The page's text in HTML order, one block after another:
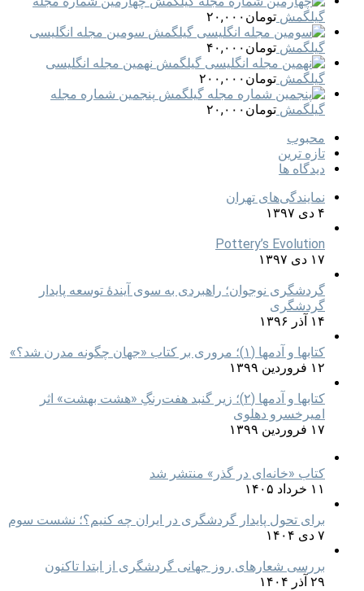
گیلگمش تومان ۲۰,۰۰۰
سومین مجله انگلیسی
گیلگمش تومان ۴۰,۰۰۰
نهمین مجله انگلیسی
گیلگمش تومان ۲۰۰,۰۰۰
پنجمین شماره مجله
گیلگمش تومان ۲۰,۰۰۰
محبوب
تازه ترین
دیدگاه ها
نمایندگی‌های تهران
۴ دی ۱۳۹۷
Pottery’s Evolution
۱۷ دی ۱۳۹۷
گردشگری نوجوان؛ راهبردی به سوی آیندۀ توسعه پایدار
گردشگری
۱۴ آذر ۱۳۹۶
کتابها و آدمها (۱)؛ مروری بر کتاب «جهان چگونه مدرن شد؟»
۱۲ فروردین ۱۳۹۹
کتابها و آدمها (۲)؛ زیر گنبد هفت‌رنگِ «هشت بهشت» اثر
امیرخسرو دهلوی
۱۷ فروردین ۱۳۹۹
کتاب «خانه‌ای در گذر» منتشر شد
۱۱ خرداد ۱۴۰۵
برای تحول پایدار گردشگری در ایران چه کنیم؟؛ نشست سوم
۷ دی ۱۴۰۴
بررسی شعارهای روز جهانی گردشگری از ابتدا تاکنون
۲۹ آذر ۱۴۰۴